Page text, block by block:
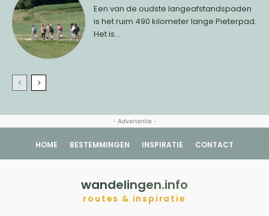
Een van de oudste langeafstandspaden
is het ruim 490 kilometer lange Pieterpad.
Het is...
- Advertentie -
HOME BESTEMMINGEN INSPIRATIE CONTACT
wandelingen.info
routes & inspiratie